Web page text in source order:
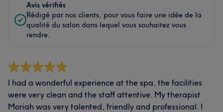
Avis vérifiés
Rédigé par nos clients, pour vous faire une idée de la
qualité du salon dans lequel vous souhaitez vous
rendre.
I had a wonderful experience at the spa, the facilities
were very clean and the staff attentive. My therapist
Moriah was very talented, friendly and professional. I